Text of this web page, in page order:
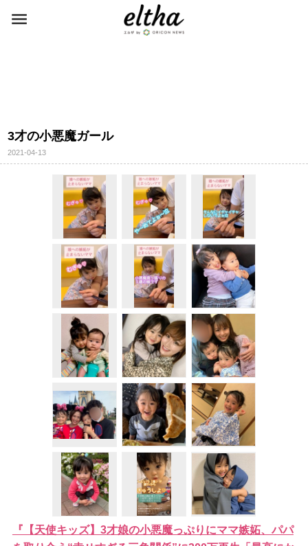
3才の小悪魔ガール
2021-04-13
『【天使キッズ】3才娘の小悪魔っぷりにママ嫉妬、パパ